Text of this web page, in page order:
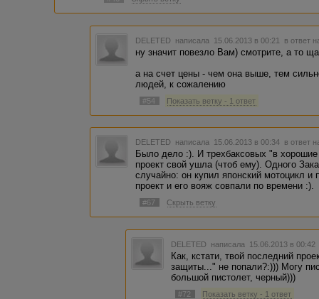
DELETED написала 15.06.2013 в 00:21 в ответ
ну значит повезло Вам) смотрите, а то
а на счет цены - чем она выше, тем
людей, к сожалению
#54 Показать ветку - 1 ответ
DELETED написала 15.06.2013 в 00:34 в ответ
Было дело :). И трехбаксовых "в хорошие
проект свой ушла (чтоб ему). Одного
случайно: он купил японский мотоцикл
проект и его вояж совпали по времени :).
#67 Скрыть ветку
DELETED написала 15.06.2013 в
Как, кстати, твой последний
защиты..." не попали?:))) Могу
большой пистолет, черный)))
#72 Показать ветку - 1 ответ